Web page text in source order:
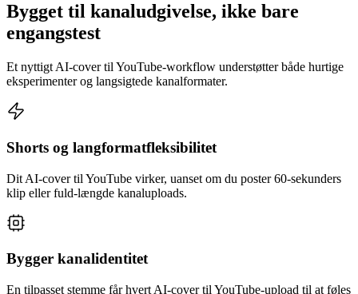
Bygget til kanaludgivelse, ikke bare
engangstest
Et nyttigt AI-cover til YouTube-workflow understøtter både hurtige
eksperimenter og langsigtede kanalformater.
Shorts og langformatfleksibilitet
Dit AI-cover til YouTube virker, uanset om du poster 60-sekunders
klip eller fuld-længde kanaluploads.
Bygger kanalidentitet
En tilpasset stemme får hvert AI-cover til YouTube-upload til at føles